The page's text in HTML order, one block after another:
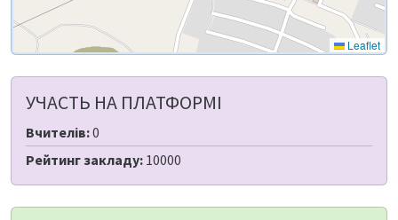
Leaflet
УЧАСТЬ НА ПЛАТФОРМІ
Вчителів:0
Рейтинг закладу: 10000